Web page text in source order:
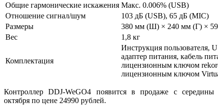
Общие гармонические искажения Макс. 0.006% (USB)
Отношение сигнал/шум
103 дБ (USB), 65 дБ (MIC)
Размеры
380 мм (Ш) × 240 мм (Г) ×
Вес
1,8 кг
Комплектация
Инструкция пользователя,
адаптер питания, кабель
лицензионным ключом
лицензионным ключом
Контроллер DDJ-WeGO4 появится в продаже с середины
октября по цене 24990 рублей.